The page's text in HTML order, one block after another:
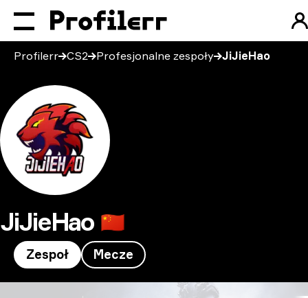
Profilerr CS2 Profesjonalne zespoły JiJieHao
JiJieHao 🇨🇳
Zespoł Mecze